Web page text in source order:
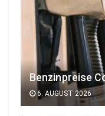
Benzinpreise
6. AUGUST 2026